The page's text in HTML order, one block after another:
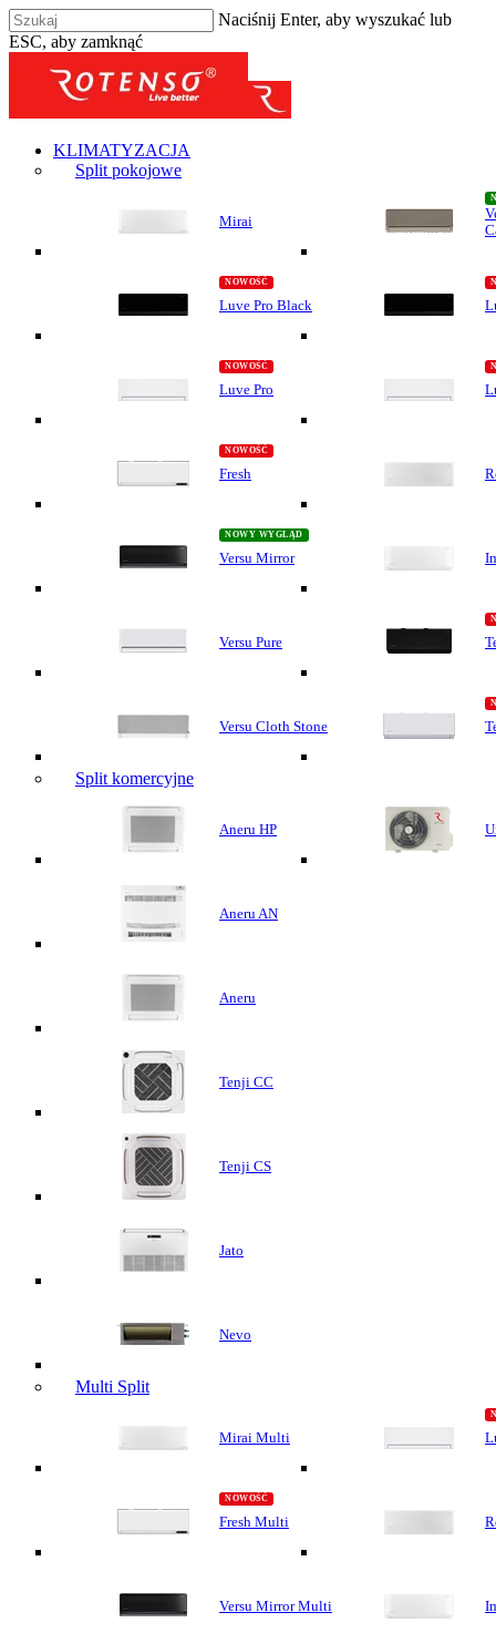
Naciśnij Enter, aby wyszukać lub
ESC, aby zamknąć
KLIMATYZACJA
Split pokojowe
Mirai
Luve Pro Black
Luve Pro
Fresh
Versu Mirror
Versu Pure
Versu Cloth Stone
Split komercyjne
Aneru HP
Aneru AN
Aneru
Tenji CC
Tenji CS
Jato
Nevo
Multi Split
Mirai Multi
Fresh Multi
Versu Mirror Multi